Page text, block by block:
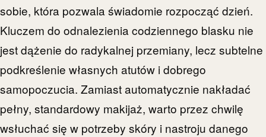
sobie, która pozwala świadomie rozpocząć dzień.
Kluczem do odnalezienia codziennego blasku nie
jest dążenie do radykalnej przemiany, lecz subtelne
podkreślenie własnych atutów i dobrego
samopoczucia. Zamiast automatycznie nakładać
pełny, standardowy makijaż, warto przez chwilę
wsłuchać się w potrzeby skóry i nastroju danego